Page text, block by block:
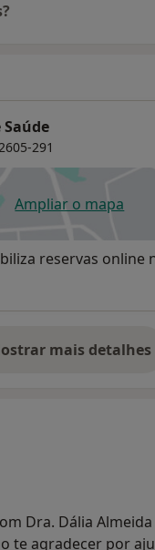
Saúde
291
Ampliar o mapa
abre num
reservas online
mais detalhes
sobre o
Dra. Dália
te agradecer por